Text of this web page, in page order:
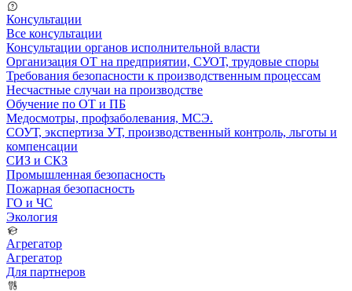
Консультации
Все консультации
Консультации органов исполнительной власти
Организация ОТ на предприятии, СУОТ, трудовые споры
Требования безопасности к производственным процессам
Несчастные случаи на производстве
Обучение по ОТ и ПБ
Медосмотры, профзаболевания, МСЭ.
СОУТ, экспертиза УТ, производственный контроль, льготы и
компенсации
СИЗ и СКЗ
Промышленная безопасность
Пожарная безопасность
ГО и ЧС
Экология
Агрегатор
Агрегатор
Для партнеров